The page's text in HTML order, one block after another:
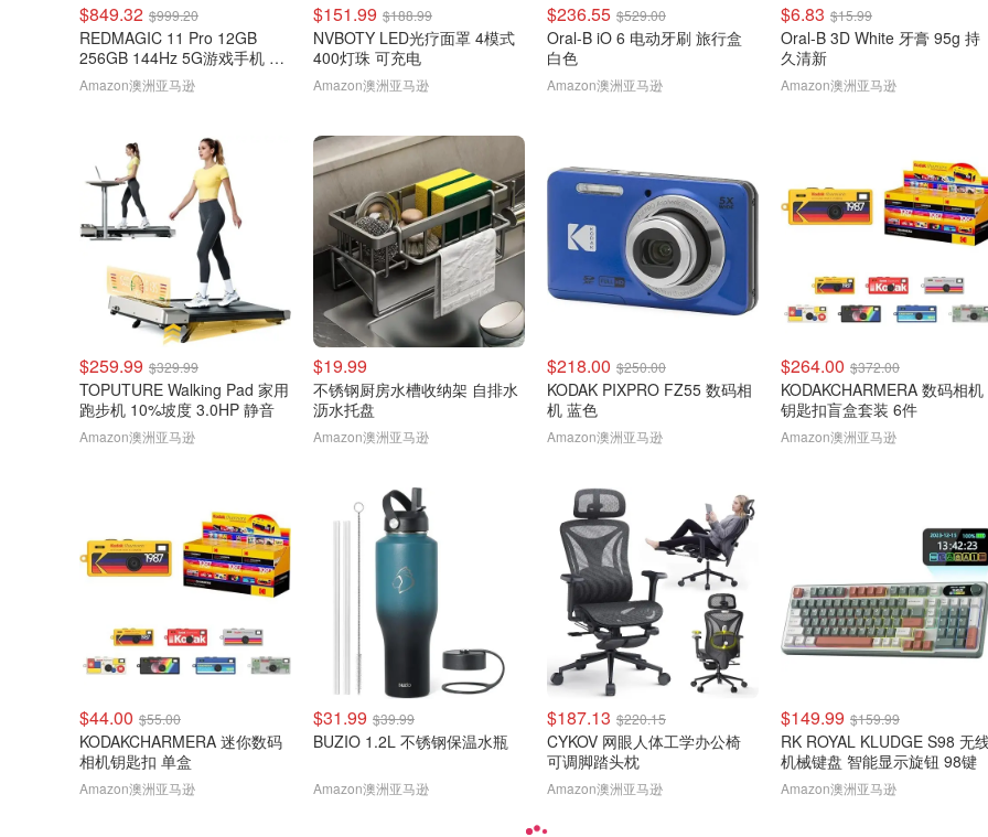
$849.32 $999.20
REDMAGIC 11 Pro 12GB
256GB 144Hz 5G游戏手机 黑
色
Amazon澳洲亚马逊
$151.99 $188.99
NVBOTY LED光疗面罩 4模式
400灯珠 可充电
Amazon澳洲亚马逊
$236.55 $529.00
Oral-B iO 6 电动牙刷 旅行盒
白色
Amazon澳洲亚马逊
$6.83 $15.99
Oral-B 3D White 牙膏 95g 持
久清新
Amazon澳洲亚马逊
$259.99 $329.99
TOPUTURE Walking Pad 家用
跑步机 10%坡度 3.0HP 静音
Amazon澳洲亚马逊
$19.99
不锈钢厨房水槽收纳架 自排水
沥水托盘
Amazon澳洲亚马逊
$218.00 $250.00
KODAK PIXPRO FZ55 数码相
机 蓝色
Amazon澳洲亚马逊
$264.00 $372.00
KODAKCHARMERA 数码相机
钥匙扣盲盒套装 6件
Amazon澳洲亚马逊
$44.00 $55.00
KODAKCHARMERA 迷你数码
相机钥匙扣 单盒
Amazon澳洲亚马逊
$31.99 $39.99
BUZIO 1.2L 不锈钢保温水瓶
Amazon澳洲亚马逊
$187.13 $220.15
CYKOV 网眼人体工学办公椅
可调脚踏头枕
Amazon澳洲亚马逊
$149.99 $159.99
RK ROYAL KLUDGE S98 无
机械键盘 智能显示旋钮 98键
Amazon澳洲亚马逊